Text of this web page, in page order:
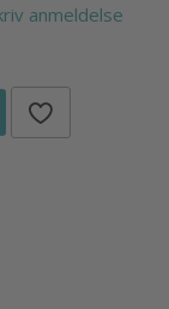
anmeldelse